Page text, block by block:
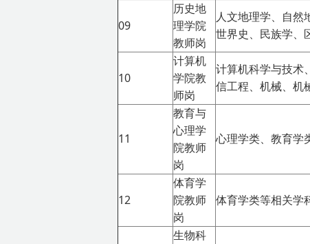
09
历史地
理学院
教师岗
人文地理学、自然
世界史、民族学、
10
计算机
学院教
师岗
计算机科学与技术
信工程、机械、机
11
教育与
心理学
院教师
岗
心理学类、教育学
12
体育学
院教师
岗
体育学类等相关学
生物科